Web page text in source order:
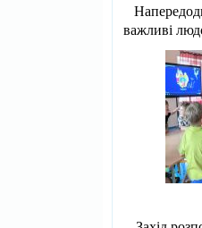
важливі